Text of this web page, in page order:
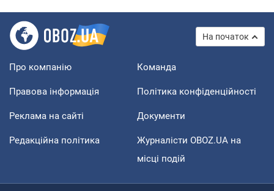
На початок
Про компанію Команда
Правова інформація Політика конфіденційності
Реклама на сайті Документи
Редакційна політика
Журналісти OBOZ.UA на
місці подій